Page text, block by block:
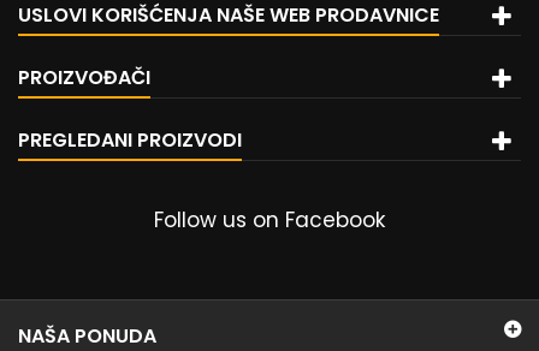
USLOVI KORIŠĆENJA NAŠE WEB PRODAVNICE
PROIZVOĐAČI
PREGLEDANI PROIZVODI
Follow us on Facebook
NAŠA PONUDA